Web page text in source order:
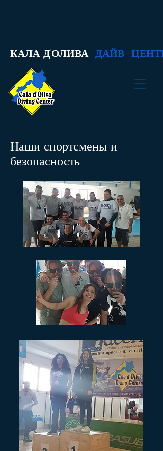
КАЛА Д'ОЛИВА ДАЙВ-ЦЕНТР
Наши спортсмены и
безопасность